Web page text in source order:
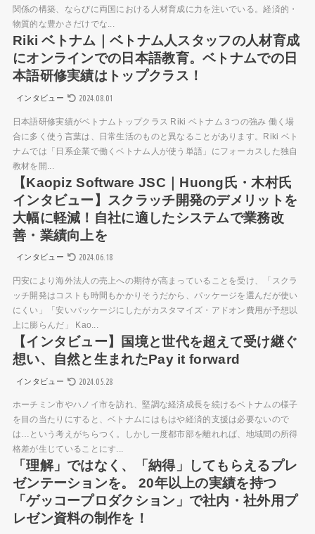
関係の構築、ならびに両国における人材育成に力を注いでいる。経済的・
物質的な豊かさだけでな...
Riki ベトナム｜ベトナム人スタッフの人材育成
にオンラインでの日本語教育。ベトナムでの日
本語研修実績はトップクラス！
インタビュー 2024.08.01
日本語研修実績がベトナムトップクラス Riki ベトナム３つの強み 働く場
合に多く使う言葉は、日常生活のものと異なることがあります。Riki ベト
ナムでは「日系企業で働くベトナム人が使う単語」にフォーカスした独自
教材を開...
【Kaopiz Software JSC｜Huong氏・木村氏
インタビュー】スクラッチ開発のデメリットを
大幅に軽減！自社に適したシステムで業務改
善・業績向上を
インタビュー 2024.06.18
円安により海外法人の売上への期待が高まっていることを受け、「スクラ
ッチ開発はコストも時間もかかりそうだから、パッケージを選んだが使い
にくい」「安いパッケージにしたがカスタマイズ・アドオン費用が予想以
上に膨らんだ」 Kao...
【インタビュー】国境と世代を超えて受け継ぐ
想い、自然と生まれたPay it forward
インタビュー 2024.05.28
ホーチミン市やハノイ市を訪れ、堅調な経済成長を続けるベトナムの様子
を目の当たりにすると、ベトナムにはもはや経済的支援は必要ないので
は…という考えがちらつく。しかし一度都市部を離れれば、地域間の所得
格差が生じていることにす...
「理解」ではなく、「納得」してもらえるプレ
ゼンテーションを。 20年以上の実績を持つ
「ゲッコープロダクション」で社内・社外用プ
レゼン資料の制作を！